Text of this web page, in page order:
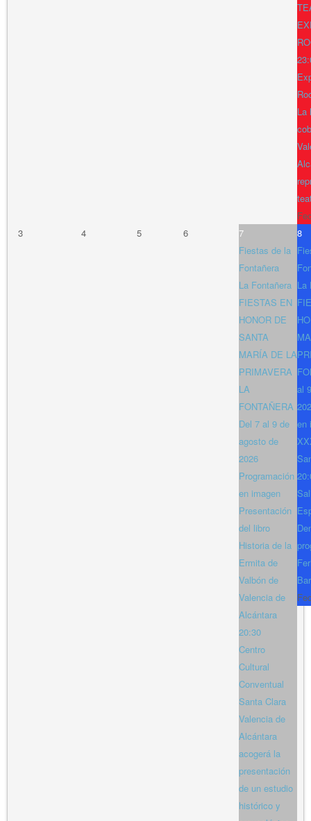
La
3
4 5 6
7
Fiestas de la
Fontañera
La Fontañera
FIESTAS EN
HONOR DE
SANTA
MARÍA DE LA
PRIMAVERA
LA
FONTAÑERA
Del 7 al 9 de
agosto de
2026
Programación
en imagen
Presentación
del libro
Historia de la
Ermita de
Valbón de
Valencia de
Alcántara
20:30
Centro
Cultural
Conventual
Santa Clara
Valencia de
Alcántara
acogerá la
presentación
de un estudio
histórico y
8
La
al
en